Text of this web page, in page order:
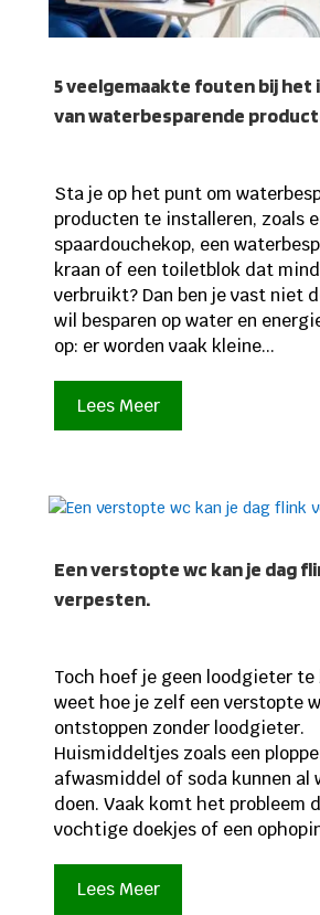
5 veelgemaakte fouten bij het
van waterbesparende
Sta je op het punt om
producten te installeren, zoals
spaardouchekop, een
kraan of een toiletblok dat
verbruikt? Dan ben je vast niet
wil besparen op water en
op: er worden vaak kleine...
Lees Meer
Een verstopte wc kan je dag
verpesten.
Toch hoef je geen loodgieter te
weet hoe je zelf een verstopte
ontstoppen zonder loodgieter.
Huismiddeltjes zoals een
afwasmiddel of soda kunnen al
doen. Vaak komt het probleem
vochtige doekjes of een
Lees Meer